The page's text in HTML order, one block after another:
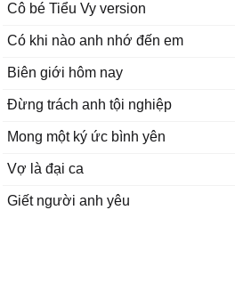
Cô bé Tiểu Vy version
Có khi nào anh nhớ đến em
Biên giới hôm nay
Đừng trách anh tội nghiệp
Mong một ký ức bình yên
Vợ là đại ca
Giết người anh yêu